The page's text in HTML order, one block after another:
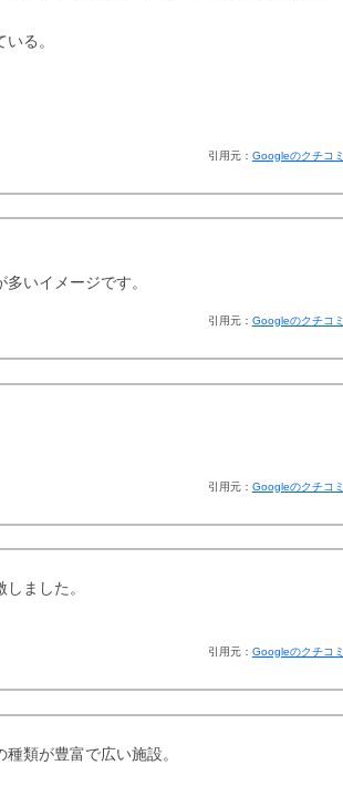
る。
引用元： Googleのクチコミ
いイメージです。
引用元： Googleのクチコミ
引用元： Googleのクチコミ
ました。
引用元： Googleのクチコミ
類が豊富で広い施設。